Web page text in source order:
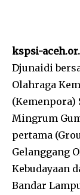
kspsi-
Djunaidi
Olahraga
(Kemenpora)
Mingrum
pertama
Gelanggang
Kebudayaan
Bandar